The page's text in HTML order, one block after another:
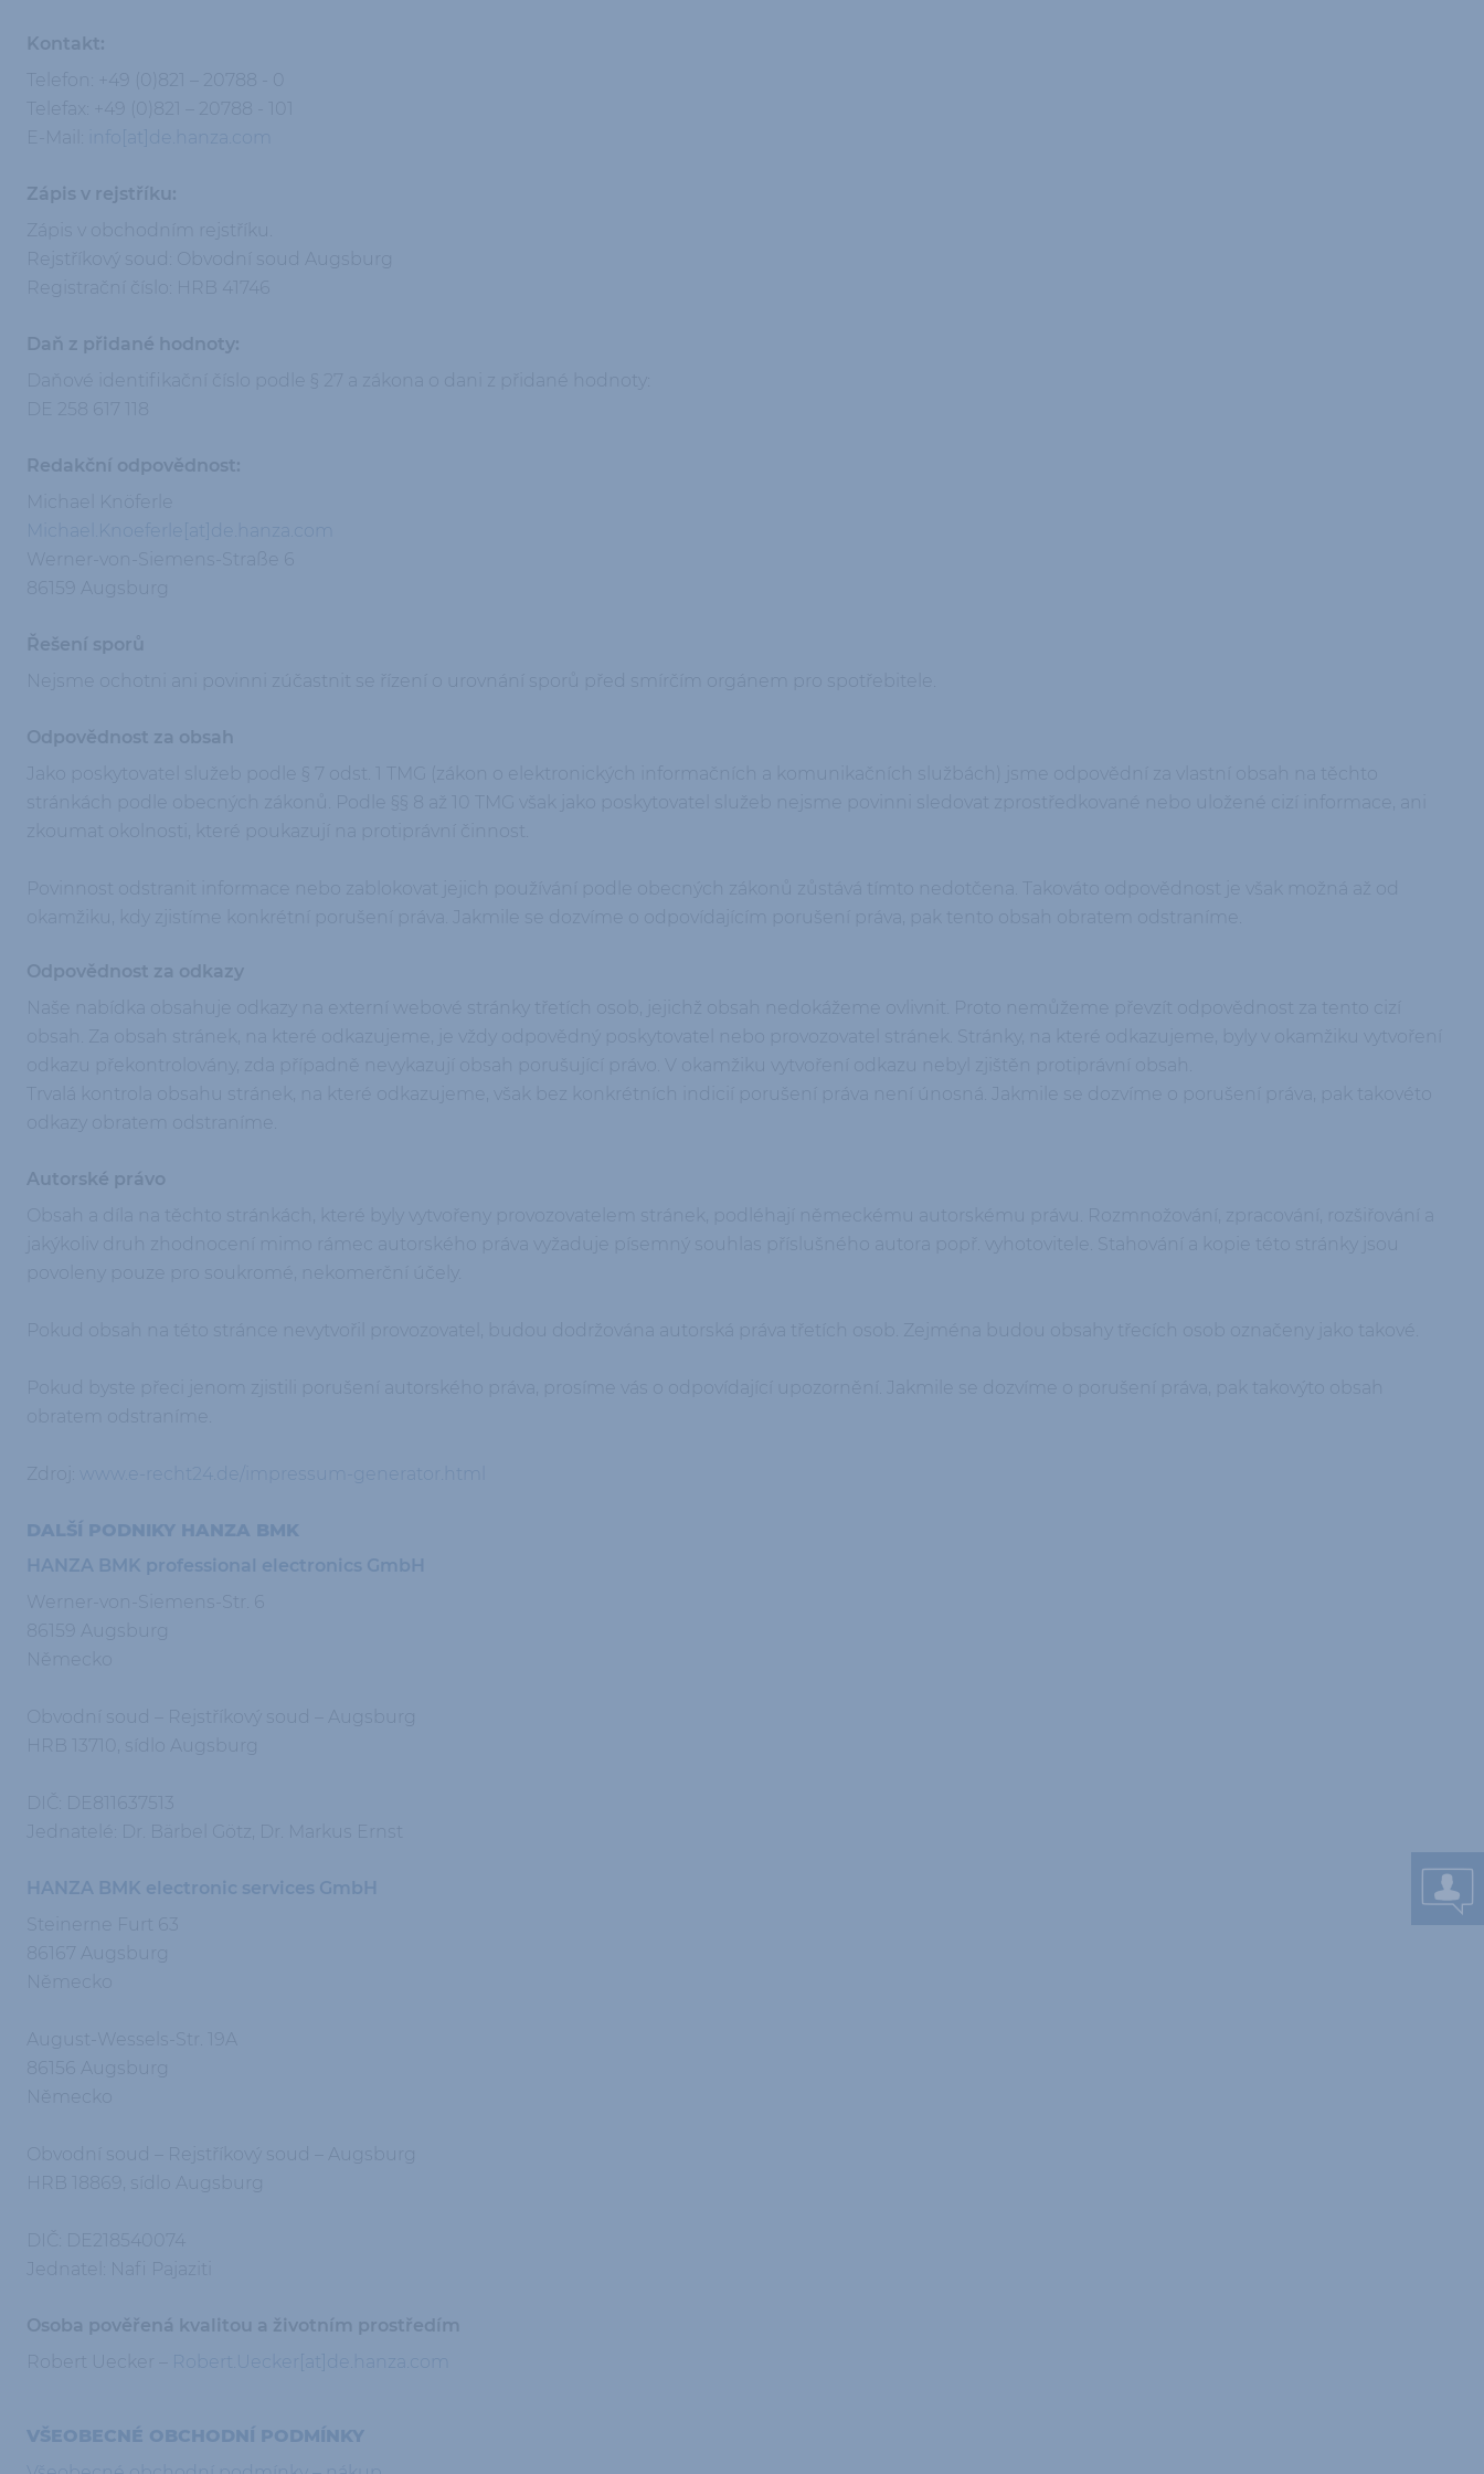
Kontakt:
Telefon: +49 (0)821 – 20788 - 0
Telefax: +49 (0)821 – 20788 - 101
Zápis v rejstříku:
Zápis v obchodním rejstříku.
Rejstříkový soud: Obvodní soud Augsburg
Daň z přidané hodnoty:
DE 258 617 118
Redakční odpovědnost:
Michael.Knoeferle[at]de.hanza.com
86159 Augsburg
Řešení sporů
Nejsme ochotni ani povinni zúčastnit se řízení o urovnání sporů před smírčím orgánem pro spotřebitele.
Odpovědnost za obsah
Jako poskytovatel služeb podle § 7 odst. 1 TMG (zákon o elektronických informačních a komunikačních službách) jsme odpovědní za vlastní obsah na těchto
stránkách podle obecných zákonů. Podle §§ 8 až 10 TMG však jako poskytovatel služeb nejsme povinni sledovat zprostředkované nebo uložené cizí informace, ani
zkoumat okolnosti, které poukazují na protiprávní činnost.
Povinnost odstranit informace nebo zablokovat jejich používání podle obecných zákonů zůstává tímto nedotčena. Takováto odpovědnost je však možná až od
okamžiku, kdy zjistíme konkrétní porušení práva. Jakmile se dozvíme o odpovídajícím porušení práva, pak tento obsah obratem odstraníme.
Odpovědnost za odkazy
Naše nabídka obsahuje odkazy na externí webové stránky třetích osob, jejichž obsah nedokážeme ovlivnit. Proto nemůžeme převzít odpovědnost za tento cizí
obsah. Za obsah stránek, na které odkazujeme, je vždy odpovědný poskytovatel nebo provozovatel stránek. Stránky, na které odkazujeme, byly v okamžiku vytvoření
odkazu překontrolovány, zda případně nevykazují obsah porušující právo. V okamžiku vytvoření odkazu nebyl zjištěn protiprávní obsah.
Trvalá kontrola obsahu stránek, na které odkazujeme, však bez konkrétních indicií porušení práva není únosná. Jakmile se dozvíme o porušení práva, pak takovéto
Autorské právo
Obsah a díla na těchto stránkách, které byly vytvořeny provozovatelem stránek, podléhají německému autorskému právu. Rozmnožování, zpracování, rozšiřování a
jakýkoliv druh zhodnocení mimo rámec autorského práva vyžaduje písemný souhlas příslušného autora popř. vyhotovitele. Stahování a kopie této stránky jsou
povoleny pouze pro soukromé, nekomerční účely.
Pokud obsah na této stránce nevytvořil provozovatel, budou dodržována autorská práva třetích osob. Zejména budou obsahy třecích osob označeny jako takové.
Pokud byste přeci jenom zjistili porušení autorského práva, prosíme vás o odpovídající upozornění. Jakmile se dozvíme o porušení práva, pak takovýto obsah
www.e-recht24.de/impressum-generator.html
DALŠÍ PODNIKY HANZA BMK
HANZA BMK professional electronics GmbH
86159 Augsburg
Obvodní soud – Rejstříkový soud – Augsburg
HRB 13710, sídlo Augsburg
DIČ: DE811637513
Jednatelé: Dr. Bärbel Götz, Dr. Markus Ernst
HANZA BMK electronic services GmbH
Steinerne Furt 63
86167 Augsburg
August-Wessels-Str. 19A
86156 Augsburg
Obvodní soud – Rejstříkový soud – Augsburg
HRB 18869, sídlo Augsburg
DIČ: DE218540074
Osoba pověřená kvalitou a životním prostředím
VŠEOBECNÉ OBCHODNÍ PODMÍNKY